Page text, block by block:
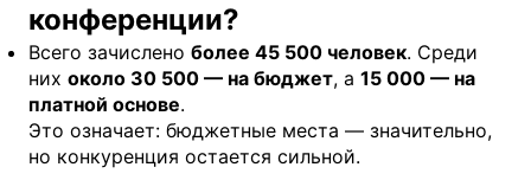
конференции?
Всего зачислено более 45 500 человек. Среди
них около 30 500 — на бюджет, а 15 000 — на
платной основе.
Это означает: бюджетные места — значительно,
но конкуренция остается сильной.